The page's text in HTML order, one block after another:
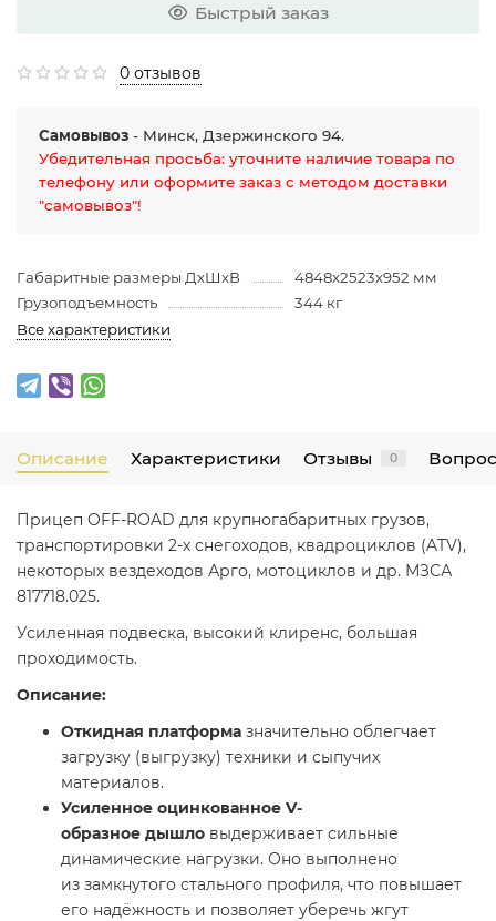
Быстрый заказ
0 отзывов
Самовывоз - Минск, Дзержинского 94.
Убедительная просьба: уточните наличие товара по
телефону или оформите заказ с методом доставки
"самовывоз"!
Габаритные размеры ДхШхВ
4848х2523х952 мм
Грузоподъемность
344 кг
Все характеристики
Описание Характеристики Отзывы 0
Прицеп OFF-ROAD для крупногабаритных грузов,
транспортировки 2-х снегоходов, квадроциклов (ATV),
некоторых вездеходов Арго, мотоциклов и др. МЗСА
817718.025.
Усиленная подвеска, высокий клиренс, большая
проходимость.
Описание:
Откидная платформа значительно облегчает
загрузку (выгрузку) техники и сыпучих
материалов.
Усиленное оцинкованное V-
образное дышло выдерживает сильные
динамические нагрузки. Оно выполнено
из замкнутого стального профиля, что повышает
его надёжность и позволяет уберечь жгут